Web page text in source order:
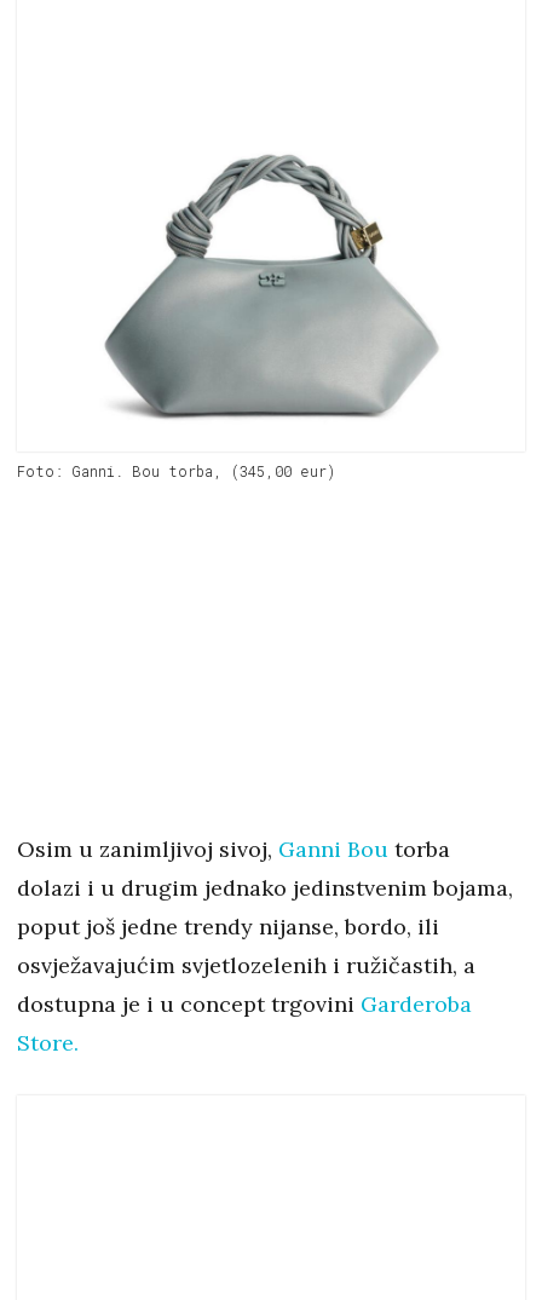
Foto: Ganni. Bou torba, (345,00 eur)
Osim u zanimljivoj sivoj, Ganni Bou torba
dolazi i u drugim jednako jedinstvenim bojama,
poput još jedne trendy nijanse, bordo, ili
osvježavajućim svjetlozelenih i ružičastih, a
dostupna je i u concept trgovini Garderoba
Store.